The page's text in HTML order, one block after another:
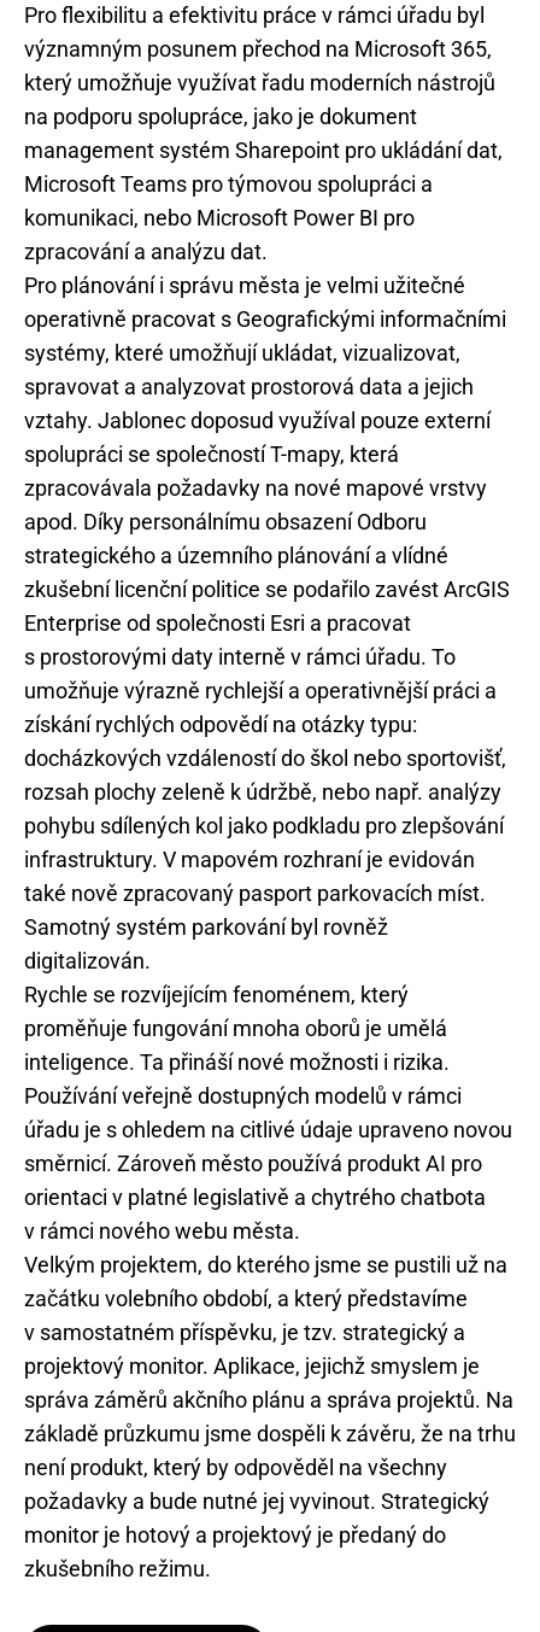
Pro flexibilitu a efektivitu práce v rámci úřadu byl
významným posunem přechod na Microsoft 365,
který umožňuje využívat řadu moderních nástrojů
na podporu spolupráce, jako je dokument
management systém Sharepoint pro ukládání dat,
Microsoft Teams pro týmovou spolupráci a
komunikaci, nebo Microsoft Power BI pro
zpracování a analýzu dat.
Pro plánování i správu města je velmi užitečné
operativně pracovat s Geografickými informačními
systémy, které umožňují ukládat, vizualizovat,
spravovat a analyzovat prostorová data a jejich
vztahy. Jablonec doposud využíval pouze externí
spolupráci se společností T-mapy, která
zpracovávala požadavky na nové mapové vrstvy
apod. Díky personálnímu obsazení Odboru
strategického a územního plánování a vlídné
zkušební licenční politice se podařilo zavést ArcGIS
Enterprise od společnosti Esri a pracovat
s prostorovými daty interně v rámci úřadu. To
umožňuje výrazně rychlejší a operativnější práci a
získání rychlých odpovědí na otázky typu:
docházkových vzdáleností do škol nebo sportovišť,
rozsah plochy zeleně k údržbě, nebo např. analýzy
pohybu sdílených kol jako podkladu pro zlepšování
infrastruktury. V mapovém rozhraní je evidován
také nově zpracovaný pasport parkovacích míst.
Samotný systém parkování byl rovněž
digitalizován.
Rychle se rozvíjejícím fenoménem, který
proměňuje fungování mnoha oborů je umělá
inteligence. Ta přináší nové možnosti i rizika.
Používání veřejně dostupných modelů v rámci
úřadu je s ohledem na citlivé údaje upraveno novou
směrnicí. Zároveň město používá produkt AI pro
orientaci v platné legislativě a chytrého chatbota
v rámci nového webu města.
Velkým projektem, do kterého jsme se pustili už na
začátku volebního období, a který představíme
v samostatném příspěvku, je tzv. strategický a
projektový monitor. Aplikace, jejichž smyslem je
správa záměrů akčního plánu a správa projektů. Na
základě průzkumu jsme dospěli k závěru, že na trhu
není produkt, který by odpověděl na všechny
požadavky a bude nutné jej vyvinout. Strategický
monitor je hotový a projektový je předaný do
zkušebního režimu.